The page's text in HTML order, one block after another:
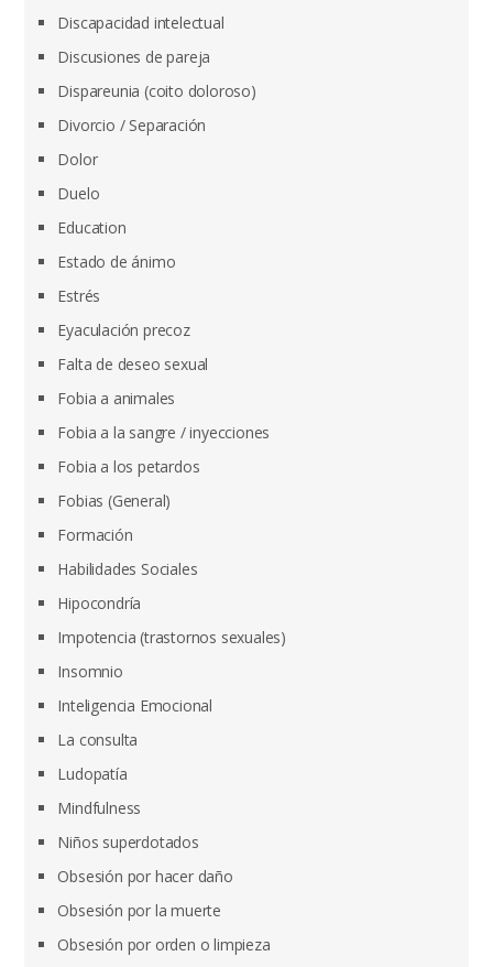
Discapacidad intelectual
Discusiones de pareja
Dispareunia (coito doloroso)
Divorcio / Separación
Dolor
Duelo
Education
Estado de ánimo
Estrés
Eyaculación precoz
Falta de deseo sexual
Fobia a animales
Fobia a la sangre / inyecciones
Fobia a los petardos
Fobias (General)
Formación
Habilidades Sociales
Hipocondría
Impotencia (trastornos sexuales)
Insomnio
Inteligencia Emocional
La consulta
Ludopatía
Mindfulness
Niños superdotados
Obsesión por hacer daño
Obsesión por la muerte
Obsesión por orden o limpieza